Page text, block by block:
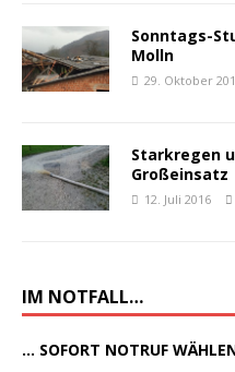
Sonntags-
Molln
29. Oktober
Starkregen
Großeinsatz
12. Juli 2016
IM NOTFALL…
... SOFORT NOTRUF